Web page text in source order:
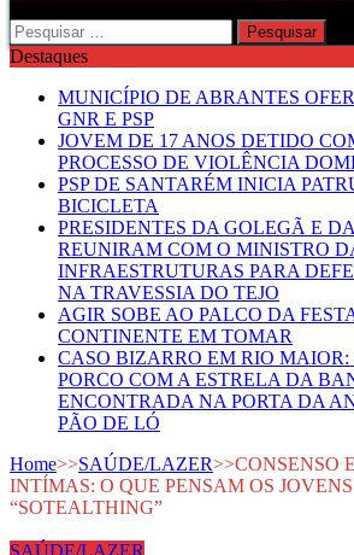
Pesquisar
por:
Destaques
MUNICÍPIO DE ABRANTES
GNR E PSP
JOVEM DE 17 ANOS DETIDO
PROCESSO DE VIOLÊNCIA
PSP DE SANTARÉM INICIA
BICICLETA
PRESIDENTES DA GOLEGÃ E
REUNIRAM COM O MINISTRO
INFRAESTRUTURAS PARA
NA TRAVESSIA DO TEJO
AGIR SOBE AO PALCO DA
CONTINENTE EM TOMAR
CASO BIZARRO EM RIO MAIOR:
PORCO COM A ESTRELA DA
ENCONTRADA NA PORTA DA
PÃO DE LÓ
Home>>SAÚDE/LAZER>>CONSENSO
INTÍMAS: O QUE PENSAM OS
“SOTEALTHING”
SAÚDE/LAZER